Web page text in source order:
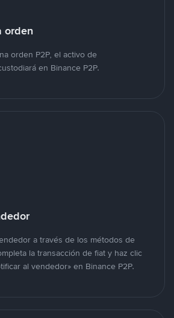
orden
orden P2P, el activo de
en Binance P2P.
a través de los métodos de
la transacción de fiat y haz clic
al vendedor» en Binance P2P.